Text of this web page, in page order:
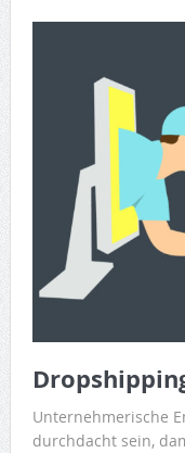
Unternehmerische
durchdacht sein,